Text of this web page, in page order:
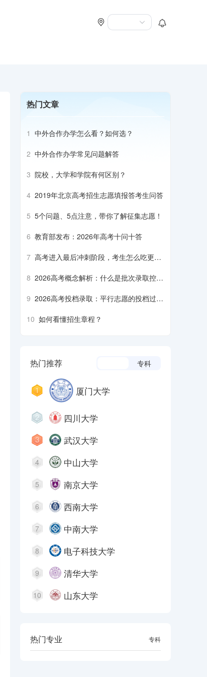
热门文章
1 中外合作办学怎么看？如何选？
2 中外合作办学常见问题解答
3 院校，大学和学院有何区别？
4 2019年北京高考招生志愿填报答考生问答
5 5个问题、5点注意，带你了解征集志愿！
6 教育部发布：2026年高考十问十答
7 高考进入最后冲刺阶段，考生怎么吃更营
8 2026高考概念解析：什么是批次录取控制
9 2026高考投档录取：平行志愿的投档过程
10 如何看懂招生章程？
热门推荐 专科
厦门大学
四川大学
武汉大学
4 中山大学
5 南京大学
6 西南大学
7 中南大学
8 电子科技大学
9 清华大学
10 山东大学
热门专业 专科